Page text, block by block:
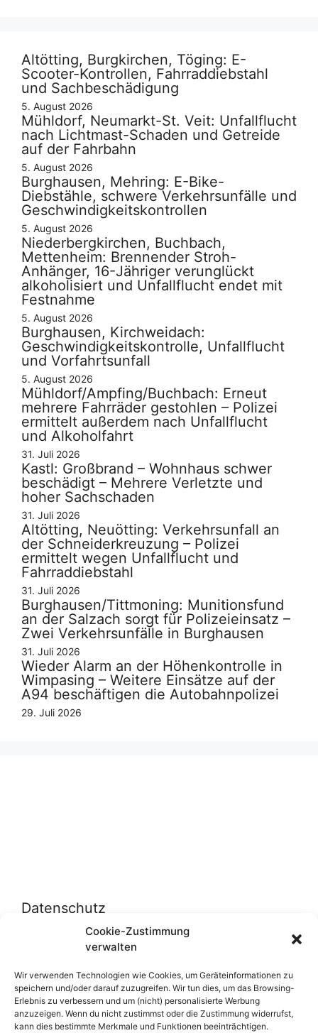
Cookie-Zustimmung
verwalten
Wir verwenden Technologien wie Cookies, um Geräteinformationen zu
speichern und/oder darauf zuzugreifen. Wir tun dies, um das Browsing-
Erlebnis zu verbessern und um (nicht) personalisierte Werbung
anzuzeigen. Wenn du nicht zustimmst oder die Zustimmung widerrufst,
kann dies bestimmte Merkmale und Funktionen beeinträchtigen.
Altötting, Burgkirchen, Töging: E-
Scooter-Kontrollen, Fahrraddiebstahl
und Sachbeschädigung
5. August 2026
Mühldorf, Neumarkt-St. Veit: Unfallflucht
nach Lichtmast-Schaden und Getreide
auf der Fahrbahn
5. August 2026
Burghausen, Mehring: E-Bike-
Diebstähle, schwere Verkehrsunfälle und
Geschwindigkeitskontrollen
5. August 2026
Niederbergkirchen, Buchbach,
Mettenheim: Brennender Stroh-
Anhänger, 16-Jähriger verunglückt
alkoholisiert und Unfallflucht endet mit
Festnahme
5. August 2026
Burghausen, Kirchweidach:
Geschwindigkeitskontrolle, Unfallflucht
und Vorfahrtsunfall
5. August 2026
Mühldorf/Ampfing/Buchbach: Erneut
mehrere Fahrräder gestohlen – Polizei
ermittelt außerdem nach Unfallflucht
und Alkoholfahrt
31. Juli 2026
Kastl: Großbrand – Wohnhaus schwer
beschädigt – Mehrere Verletzte und
hoher Sachschaden
31. Juli 2026
Altötting, Neuötting: Verkehrsunfall an
der Schneiderkreuzung – Polizei
ermittelt wegen Unfallflucht und
Fahrraddiebstahl
31. Juli 2026
Burghausen/Tittmoning: Munitionsfund
an der Salzach sorgt für Polizeieinsatz –
Zwei Verkehrsunfälle in Burghausen
31. Juli 2026
Wieder Alarm an der Höhenkontrolle in
Wimpasing – Weitere Einsätze auf der
A94 beschäftigen die Autobahnpolizei
29. Juli 2026
Datenschutz
Datenschutzerklärung
Cookie-Richtlinie (EU)
Über uns